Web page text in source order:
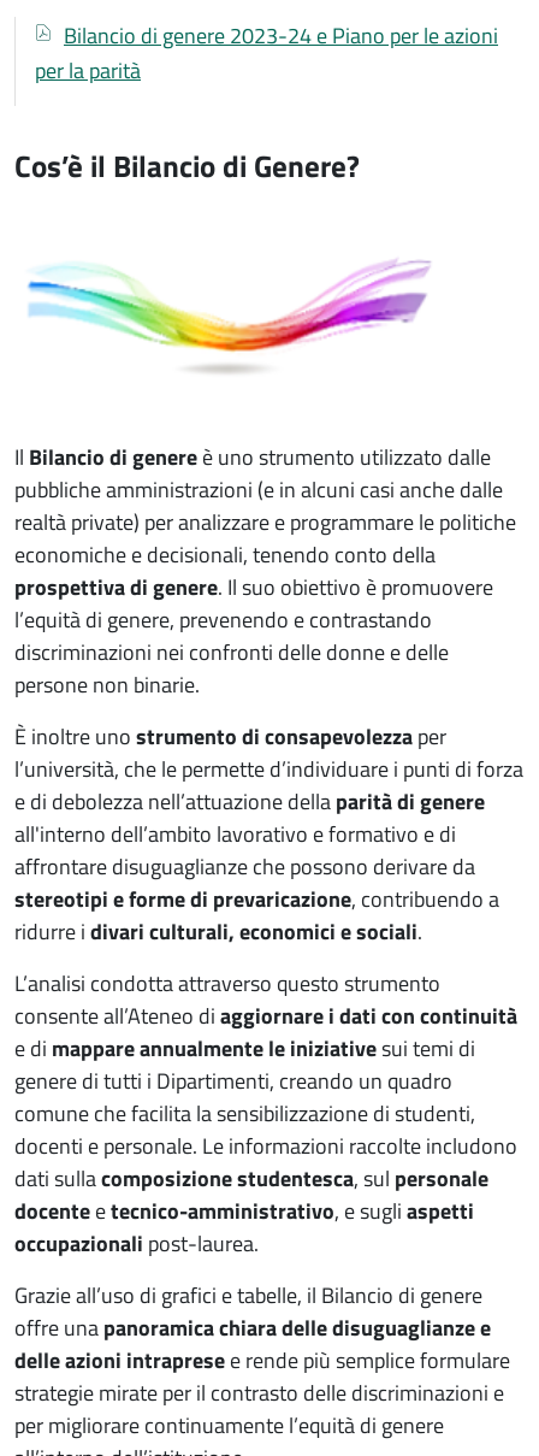
Documenti
Documento
Bilancio di genere 2023-24 e Piano per le azioni
per la parità
Cos’è il Bilancio di Genere?
Il Bilancio di genereè uno strumento utilizzato dalle
pubbliche amministrazioni (e in alcuni casi anche dalle
realtà private) per analizzare e programmare le politiche
economiche e decisionali, tenendo conto della
prospettiva di genere. Il suo obiettivo è promuovere
l’equità di genere, prevenendo e contrastando
discriminazioni nei confronti delle donne e delle
persone non binarie.
È inoltre unostrumento di consapevolezzaper
l’università, che le permette d’individuare i punti di forza
e di debolezza nell’attuazione dellaparità di genere
all'interno dell’ambito lavorativo e formativo e di
affrontare disuguaglianze che possono derivare da
stereotipi e forme di prevaricazione, contribuendo a
ridurre idivari culturali, economici e sociali.
L’analisi condotta attraverso questo strumento
consente all’Ateneo diaggiornare i dati con continuità
e di mappare annualmente le iniziativesui temi di
genere di tutti i Dipartimenti, creando un quadro
comune che facilita la sensibilizzazione di studenti,
docenti e personale. Le informazioni raccolte includono
dati sullacomposizione studentesca, sul personale
docenteetecnico-amministrativo, e sugliaspetti
occupazionali post-laurea.
Grazie all’uso di grafici e tabelle, il Bilancio di genere
offre unapanoramica chiara delle disuguaglianze e
delle azioni intrapresee rende più semplice formulare
strategie mirate per il contrasto delle discriminazioni e
per migliorare continuamente l’equità di genere